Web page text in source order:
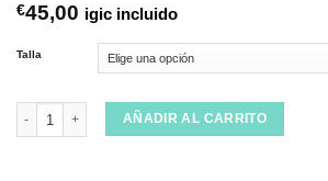
€45,00 igic incluido
Talla
Camiseta RVCA Amaze Snake Monument cantidad
AÑADIR AL CARRITO